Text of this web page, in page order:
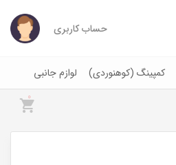
حساب کاربری
کمپینگ (کوهنوردی) لوازم جانبی
0